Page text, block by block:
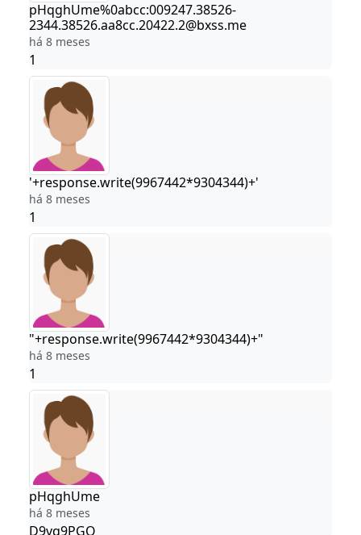
pHqghUme%0abcc:009247.38526-
2344.38526.aa8cc.20422.2@bxss.me
há 8 meses
1
'+response.write(9967442*9304344)+'
há 8 meses
1
"+response.write(9967442*9304344)+"
há 8 meses
1
pHqghUme
há 8 meses
D9vq9PGQ